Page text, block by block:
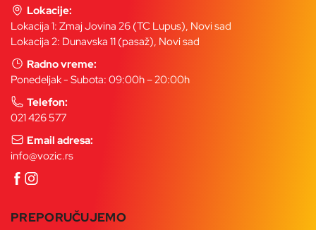
Lokacije:
Lokacija 1: Zmaj Jovina 26 (TC Lupus), Novi sad
Lokacija 2: Dunavska 11 (pasaž), Novi sad
Radno vreme:
Ponedeljak - Subota: 09:00h – 20:00h
Telefon:
021 426 577
Email adresa:
info@vozic.rs
PREPORUČUJEMO